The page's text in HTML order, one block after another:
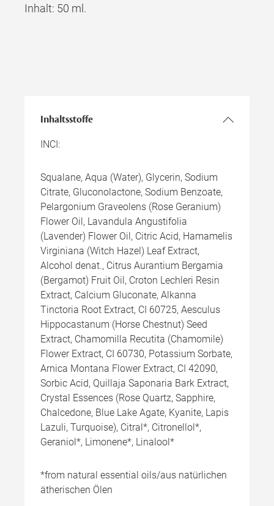
Inhalt: 50 ml.
Inhaltsstoffe
INCI:
Squalane, Aqua (Water), Glycerin, Sodium
Citrate, Gluconolactone, Sodium Benzoate,
Pelargonium Graveolens (Rose Geranium)
Flower Oil, Lavandula Angustifolia
(Lavender) Flower Oil, Citric Acid, Hamamelis
Virginiana (Witch Hazel) Leaf Extract,
Alcohol denat., Citrus Aurantium Bergamia
(Bergamot) Fruit Oil, Croton Lechleri Resin
Extract, Calcium Gluconate, Alkanna
Tinctoria Root Extract, CI 60725, Aesculus
Hippocastanum (Horse Chestnut) Seed
Extract, Chamomilla Recutita (Chamomile)
Flower Extract, CI 60730, Potassium Sorbate,
Arnica Montana Flower Extract, CI 42090,
Sorbic Acid, Quillaja Saponaria Bark Extract,
Crystal Essences (Rose Quartz, Sapphire,
Chalcedone, Blue Lake Agate, Kyanite, Lapis
Lazuli, Turquoise), Citral*, Citronellol*,
Geraniol*, Limonene*, Linalool*
*from natural essential oils/aus natürlichen
ätherischen Ölen